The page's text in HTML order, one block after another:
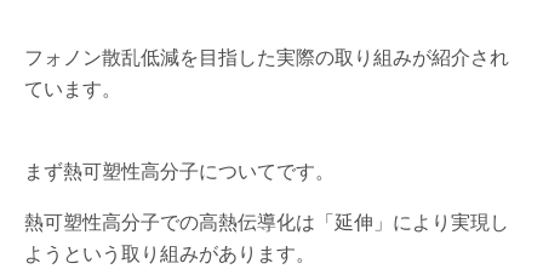
フォノン散乱低減を目指した実際の取り組みが紹介され
ています。
まず熱可塑性高分子についてです。
熱可塑性高分子での高熱伝導化は「延伸」により実現し
ようという取り組みがあります。